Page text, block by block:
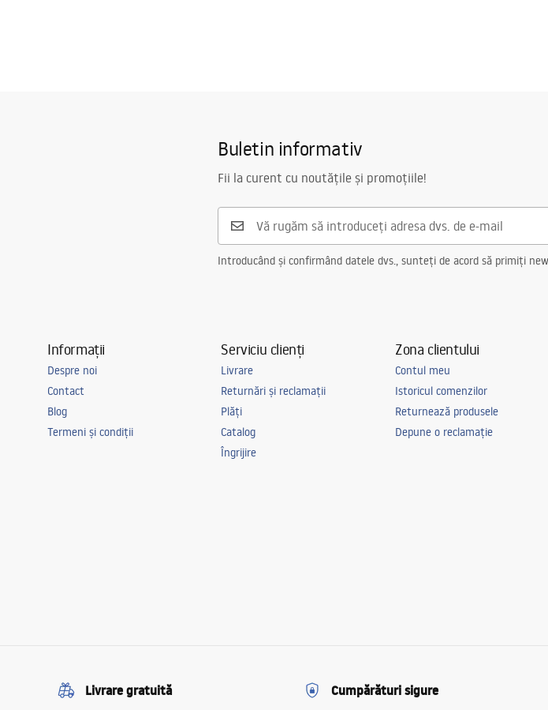
Buletin informativ
Fii la curent cu noutățile și promoțiile!
Introducând și confirmând datele dvs., sunteți de acord să primiți
Informații
Despre noi
Contact
Blog
Termeni și condiții
Serviciu clienți
Livrare
Returnări și reclamații
Plăți
Catalog
Îngrijire
Zona clientului
Contul meu
Istoricul comenzilor
Returnează produsele
Depune o reclamație
Livrare gratuită Cumpărături sigure